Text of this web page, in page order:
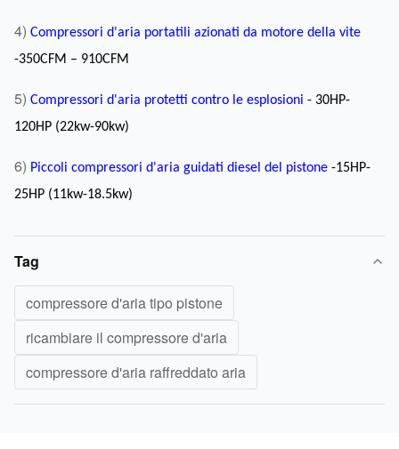
4) Compressori d'aria portatili azionati da motore della vite
-350CFM – 910CFM
5) Compressori d'aria protetti contro le esplosioni - 30HP-
120HP (22kw-90kw)
6) Piccoli compressori d'aria guidati diesel del pistone -15HP-
25HP (11kw-18.5kw)
Tag
compressore d'aria tipo pistone
ricambiare il compressore d'aria
compressore d'aria raffreddato aria